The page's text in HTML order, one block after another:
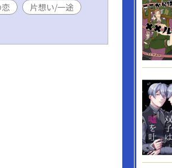
で本能を殺そうと
くす宰相の、淫らな
片想い/一途